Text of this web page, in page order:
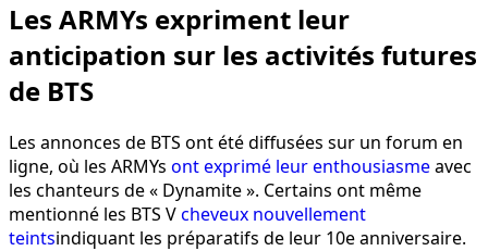
Les ARMYs expriment leur
anticipation sur les activités futures
de BTS
Les annonces de BTS ont été diffusées sur un forum en
ligne, où les ARMYs ont exprimé leur enthousiasmeavec
les chanteurs de « Dynamite ». Certains ont même
mentionné les BTS Vcheveux nouvellement
teintsindiquant les préparatifs de leur 10e anniversaire.